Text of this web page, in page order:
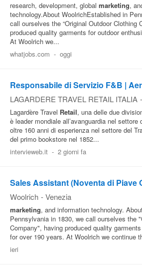
research, development, global marketing,
technology.About WoolrichEstablished in
call ourselves the “Original Outdoor Clothing
produced quality garments for outdoor
At Woolrich we...
whatjobs.com - oggi
Responsabile di Servizio F&B |
LAGARDERE TRAVEL RETAIL ITALIA -
Lagardère Travel Retail, una delle due
è leader mondiale all’avanguardia nel settore
oltre 160 anni di esperienza nel settore del
del primo bookstore nel 1852...
intervieweb.it - 2 giorni fa
Sales Assistant (Noventa di Piave
Woolrich - Venezia
marketing, and information technology.
Pennsylvania in 1830, we call ourselves the
Company", having produced quality
for over 190 years. At Woolrich we continue
ieri